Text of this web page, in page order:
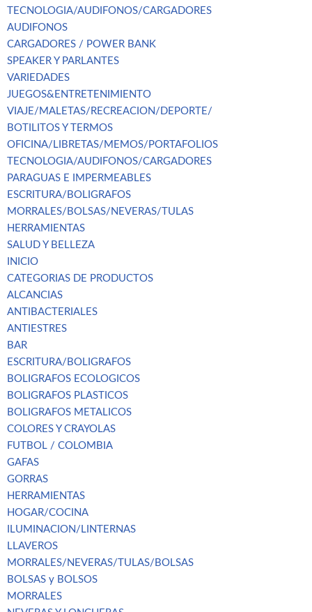
TECNOLOGIA/AUDIFONOS/CARGADORES
AUDIFONOS
CARGADORES / POWER BANK
SPEAKER Y PARLANTES
VARIEDADES
JUEGOS&ENTRETENIMIENTO
VIAJE/MALETAS/RECREACION/DEPORTE/
BOTILITOS Y TERMOS
OFICINA/LIBRETAS/MEMOS/PORTAFOLIOS
TECNOLOGIA/AUDIFONOS/CARGADORES
PARAGUAS E IMPERMEABLES
ESCRITURA/BOLIGRAFOS
MORRALES/BOLSAS/NEVERAS/TULAS
HERRAMIENTAS
SALUD Y BELLEZA
INICIO
CATEGORIAS DE PRODUCTOS
ALCANCIAS
ANTIBACTERIALES
ANTIESTRES
BAR
ESCRITURA/BOLIGRAFOS
BOLIGRAFOS ECOLOGICOS
BOLIGRAFOS PLASTICOS
BOLIGRAFOS METALICOS
COLORES Y CRAYOLAS
FUTBOL / COLOMBIA
GAFAS
GORRAS
HERRAMIENTAS
HOGAR/COCINA
ILUMINACION/LINTERNAS
LLAVEROS
MORRALES/NEVERAS/TULAS/BOLSAS
BOLSAS y BOLSOS
MORRALES